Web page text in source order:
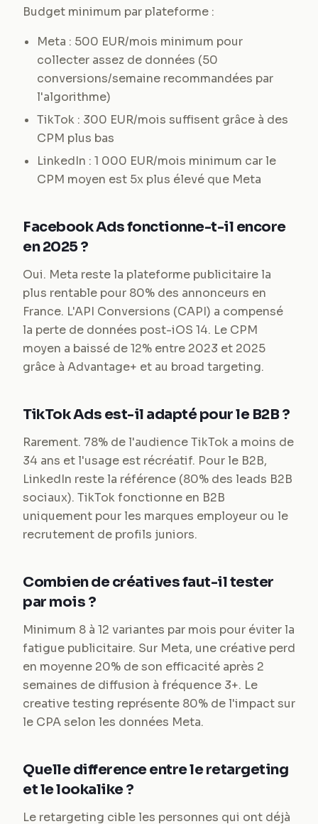
Budget minimum par plateforme :
Meta : 500 EUR/mois minimum pour
collecter assez de données (50
conversions/semaine recommandées par
l'algorithme)
TikTok : 300 EUR/mois suffisent grâce à des
CPM plus bas
LinkedIn : 1 000 EUR/mois minimum car le
CPM moyen est 5x plus élevé que Meta
Facebook Ads fonctionne-t-il encore
en 2025 ?
Oui. Meta reste la plateforme publicitaire la
plus rentable pour 80% des annonceurs en
France. L'API Conversions (CAPI) a compensé
la perte de données post-iOS 14. Le CPM
moyen a baissé de 12% entre 2023 et 2025
grâce à Advantage+ et au broad targeting.
TikTok Ads est-il adapté pour le B2B ?
Rarement. 78% de l'audience TikTok a moins de
34 ans et l'usage est récréatif. Pour le B2B,
LinkedIn reste la référence (80% des leads B2B
sociaux). TikTok fonctionne en B2B
uniquement pour les marques employeur ou le
recrutement de profils juniors.
Combien de créatives faut-il tester
par mois ?
Minimum 8 à 12 variantes par mois pour éviter la
fatigue publicitaire. Sur Meta, une créative perd
en moyenne 20% de son efficacité après 2
semaines de diffusion à fréquence 3+. Le
creative testing représente 80% de l'impact sur
le CPA selon les données Meta.
Quelle difference entre le retargeting
et le lookalike ?
Le retargeting cible les personnes qui ont déjà